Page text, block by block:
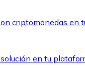
criptomonedas en
en tu